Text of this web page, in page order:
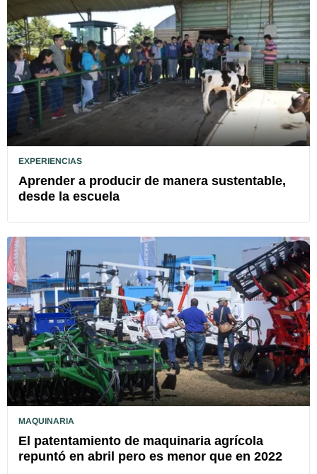
EXPERIENCIAS
Aprender a producir de manera sustentable,
desde la escuela
MAQUINARIA
El patentamiento de maquinaria agrícola
repuntó en abril pero es menor que en 2022